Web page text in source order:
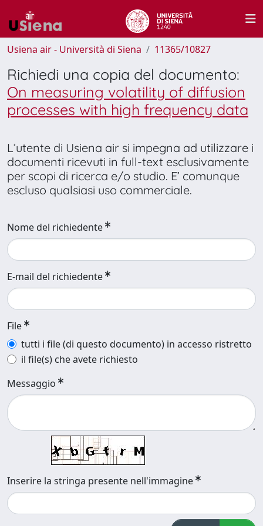
Usiena air - Università di Siena 11365/10827
Richiedi una copia del documento:
On measuring volatility of diffusion
processes with high frequency data
L’utente di Usiena air si impegna ad utilizzare i
documenti ricevuti in full-text esclusivamente
per scopi di ricerca e/o studio. E’ comunque
escluso qualsiasi uso commerciale.
Nome del richiedente
E-mail del richiedente
File
tutti i file (di questo documento) in accesso ristretto
il file(s) che avete richiesto
Messaggio
Inserire la stringa presente nell'immagine